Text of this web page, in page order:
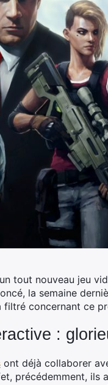
tout nouveau jeu
la semaine
filtré concernant ce
:
ont déjà collaborer
précédemment, ils